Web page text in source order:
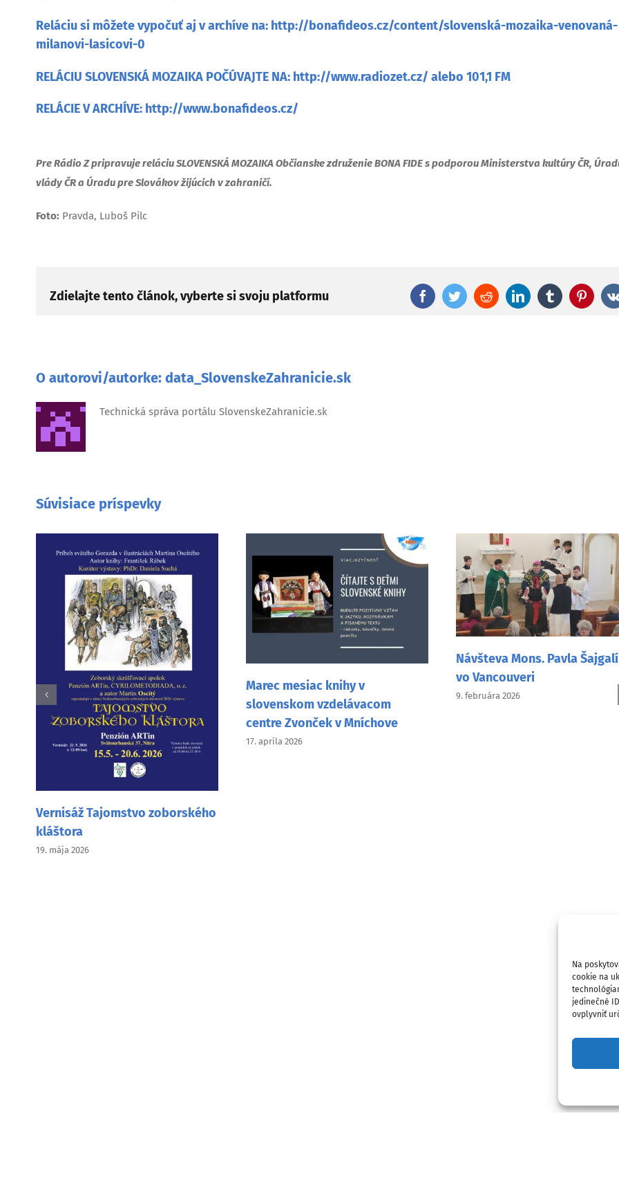
Na
cookie na
jedinečné
ovplyvniť
Reláciu si môžete vypočuť aj v archíve na: http://bonafideos.cz/content/slovenská-mozaika-venovaná-
milanovi-lasicovi-0
RELÁCIU SLOVENSKÁ MOZAIKA POČÚVAJTE NA: http://www.radiozet.cz/ alebo 101,1 FM
RELÁCIE V ARCHÍVE: http://www.bonafideos.cz/
Pre Rádio Z pripravuje reláciu SLOVENSKÁ MOZAIKAObčianske združenie BONA FIDE s podporouMinisterstva kultúry ČR,
vlády ČRa Úradu pre Slovákov žijúcich v zahraničí.
Foto: Pravda, Luboš Pilc
Zdielajte tento článok, vyberte si svoju platformu FacebookTwitterRedditLinkedInTumblr
O autorovi/autorke: data_SlovenskeZahranicie.sk
Technická správa portálu SlovenskeZahranicie.sk
Súvisiace príspevky
Marec mesiac knihy v
slovenskom vzdelávacom
centre Zvonček v Mníchove
17. apríla 2026
vo Vancouveri
Žiacky dejepisný